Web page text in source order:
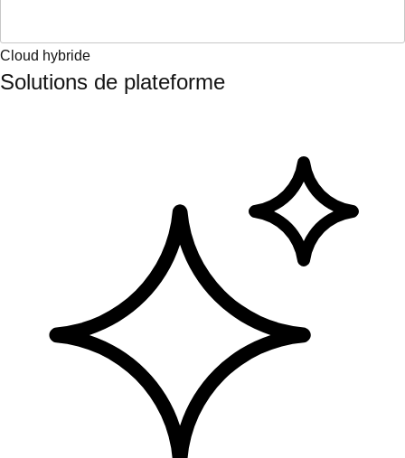
Cloud hybride
Solutions de plateforme